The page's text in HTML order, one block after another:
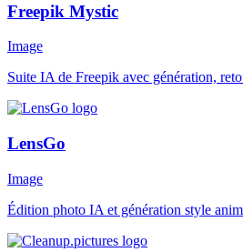
Freepik Mystic
Image
Suite IA de Freepik avec génération,
LensGo
Image
Édition photo IA et génération style